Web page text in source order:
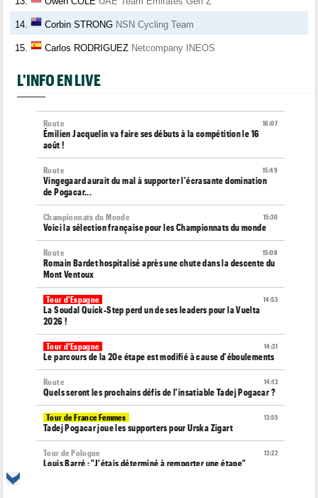
14. Corbin STRONG NSN Cycling Team
15. Carlos RODRIGUEZ Netcompany INEOS
L'INFO EN LIVE
16:07
Route
Émilien Jacquelin va faire ses débuts à la compétition le 16
août !
15:49
Route
Vingegaard aurait du mal à supporter l'écrasante domination
de Pogacar...
15:30
Championnats du Monde
Voici la sélection française pour les Championnats du monde
15:08
Route
Romain Bardet hospitalisé après une chute dans la descente du
Mont Ventoux
14:53
Tour d'Espagne
La Soudal Quick-Step perd un de ses leaders pour la Vuelta
2026 !
14:31
Tour d'Espagne
Le parcours de la 20e étape est modifié à cause d'éboulements
14:13
Route
Quels seront les prochains défis de l'insatiable Tadej Pogacar ?
13:55
Tour de France Femmes
Tadej Pogacar joue les supporters pour Urska Zigart
13:22
Tour de Pologne
Louis Barré : "J'étais déterminé à remporter une étape"